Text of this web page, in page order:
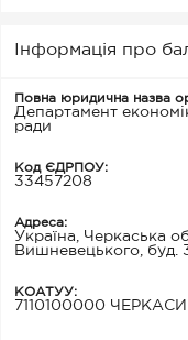
Інформація про
Повна юридична назва
Департамент
ради
Код ЄДРПОУ:
33457208
Адреса:
Україна, Черкаська
Вишневецького, буд.
КОАТУУ:
7110100000 ЧЕРКАСИ